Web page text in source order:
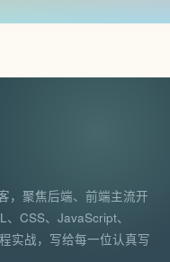
，聚焦后端、前端主流开
CSS、JavaScript、
实战，写给每一位认真写